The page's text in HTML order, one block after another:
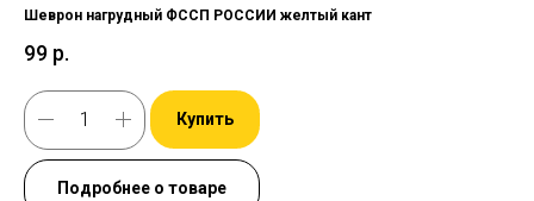
Шеврон нагрудный ФССП РОССИИ желтый кант
99 р.
Купить
Подробнее о товаре